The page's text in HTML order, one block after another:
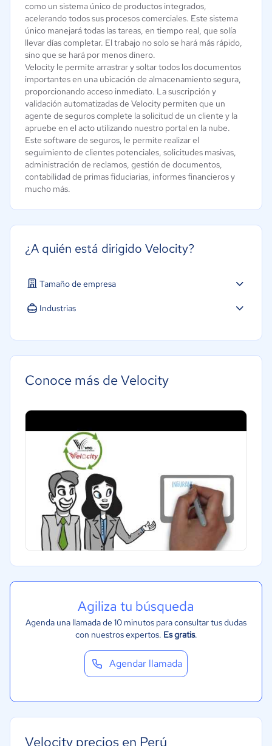
como un sistema único de productos integrados,
acelerando todos sus procesos comerciales. Este sistema
único manejará todas las tareas, en tiempo real, que solía
llevar días completar. El trabajo no solo se hará más rápido,
sino que se hará por menos dinero.
Velocity le permite arrastrar y soltar todos los documentos
importantes en una ubicación de almacenamiento segura,
proporcionando acceso inmediato. La suscripción y
validación automatizadas de Velocity permiten que un
agente de seguros complete la solicitud de un cliente y la
apruebe en el acto utilizando nuestro portal en la nube.
Este software de seguros, le permite realizar el
seguimiento de clientes potenciales, solicitudes masivas,
administración de reclamos, gestión de documentos,
contabilidad de primas fiduciarias, informes financieros y
mucho más.
¿A quién está dirigido Velocity?
Tamaño de empresa
Industrias
Conoce más de Velocity
Agiliza tu búsqueda
Agenda una llamada de 10 minutos para consultar tus dudas
con nuestros expertos. Es gratis.
Agendar llamada
Velocity precios en Perú